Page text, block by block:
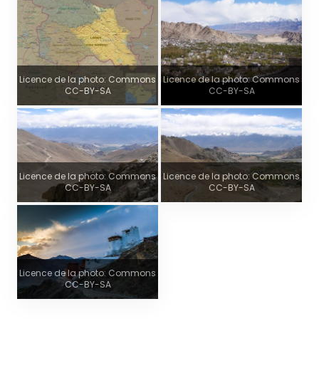
Licence de la photo: Commons
CC-BY-SA
Licence de la photo: Commons
CC-BY-SA
Licence de la photo: Commons
CC-BY-SA
Licence de la photo: Commons
CC-BY-SA
Licence de la photo: Commons
CC-BY-SA